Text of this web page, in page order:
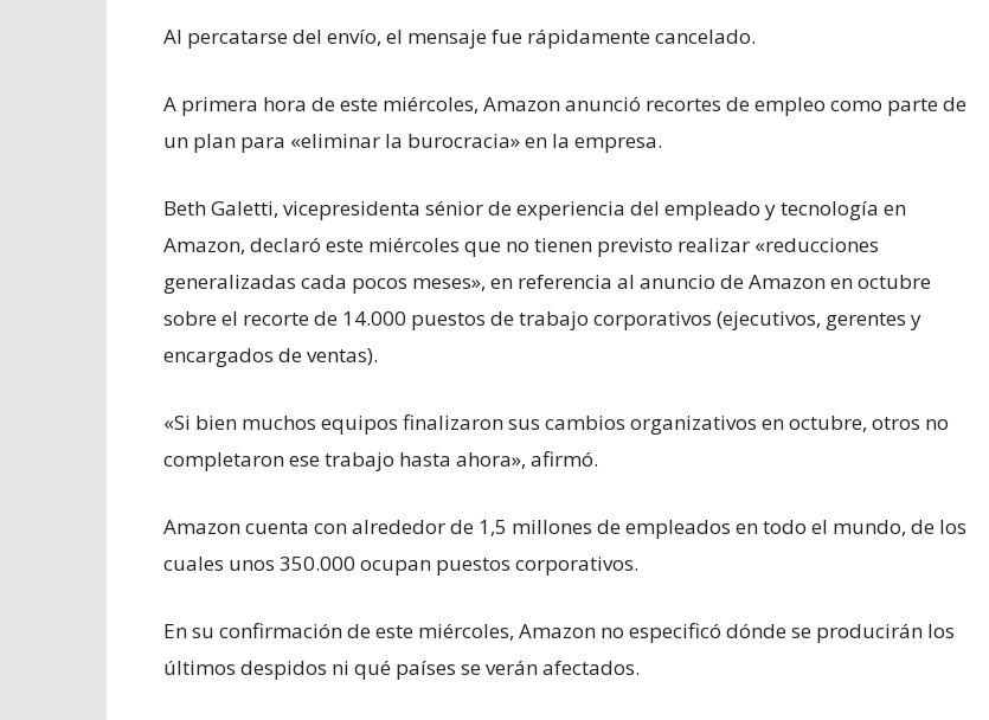
Al percatarse del envío, el mensaje fue rápidamente cancelado.
A primera hora de este miércoles, Amazon anunció recortes de empleo como parte de
un plan para «eliminar la burocracia» en la empresa.
Beth Galetti, vicepresidenta sénior de experiencia del empleado y tecnología en
Amazon, declaró este miércoles que no tienen previsto realizar «reducciones
generalizadas cada pocos meses», en referencia al anuncio de Amazon en octubre
sobre el recorte de 14.000 puestos de trabajo corporativos (ejecutivos, gerentes y
encargados de ventas).
«Si bien muchos equipos finalizaron sus cambios organizativos en octubre, otros no
completaron ese trabajo hasta ahora», afirmó.
Amazon cuenta con alrededor de 1,5 millones de empleados en todo el mundo, de los
cuales unos 350.000 ocupan puestos corporativos.
En su confirmación de este miércoles, Amazon no especificó dónde se producirán los
últimos despidos ni qué países se verán afectados.